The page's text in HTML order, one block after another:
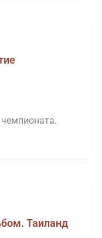
Таиланд